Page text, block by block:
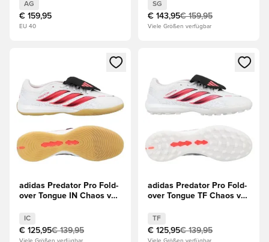
AG
€ 159,95
EU 40
SG
€ 143,95€ 159,95
Viele Größen verfügbar
Öffnet ein Fenster zum Anmelden oder Registrieren als
adidas Predator Pro Fold-
over Tongue IN Chaos vs
IC
€ 125,95€ 139,95
Viele Größen verfügbar
Öffnet ein Fenster zum
adidas Predator Pro Fold-
over Tongue TF Chaos vs
TF
€ 125,95€ 139,95
Viele Größen verfügbar